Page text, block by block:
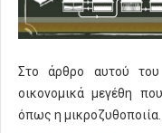
Στο άρθρο αυτού του
οικονομικά μεγέθη
όπως η μικροζυθοποιία.